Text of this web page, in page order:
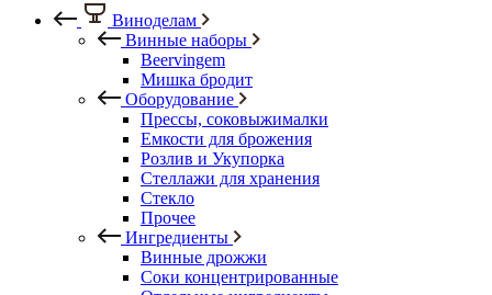
Виноделам
Винные наборы
Beervingem
Мишка бродит
Оборудование
Прессы, соковыжималки
Емкости для брожения
Розлив и Укупорка
Стеллажи для хранения
Стекло
Прочее
Ингредиенты
Винные дрожжи
Соки концентрированные